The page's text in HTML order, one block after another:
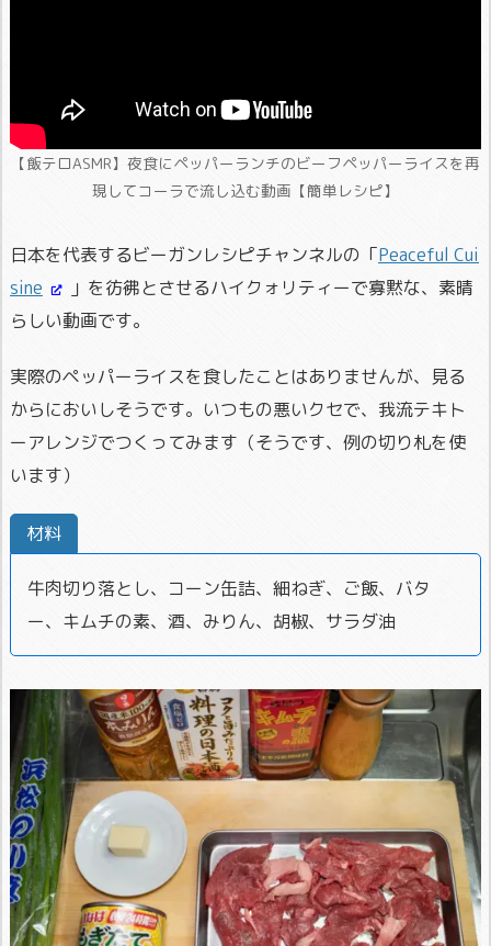
【飯テロASMR】夜食にペッパーランチのビーフペッパーライスを再
現してコーラで流し込む動画【簡単レシピ】
日本を代表するビーガンレシピチャンネルの「Peaceful Cui
sine
」を彷彿とさせるハイクォリティーで寡黙な、素晴
らしい動画です。
実際のペッパーライスを食したことはありませんが、見る
からにおいしそうです。いつもの悪いクセで、我流テキト
ーアレンジでつくってみます（そうです、例の切り札を使
います）
材料
牛肉切り落とし、コーン缶詰、細ねぎ、ご飯、バタ
ー、キムチの素、酒、みりん、胡椒、サラダ油